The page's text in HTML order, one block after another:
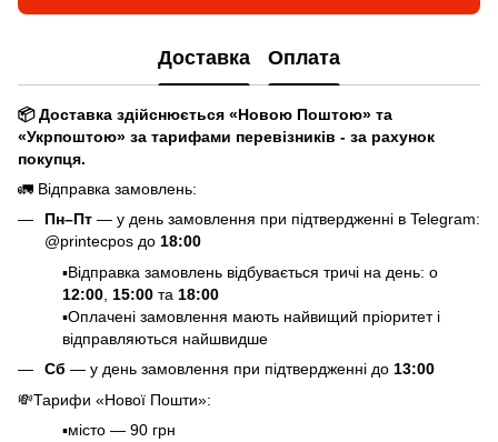
Доставка Оплата
📦 Доставка здійснюється «Новою Поштою» та
«Укрпоштою» за тарифами перевізників - за рахунок
покупця.
🚛 Відправка замовлень:
Пн–Пт — у день замовлення при підтвердженні в Telegram:
@printecpos до 18:00
▪️Відправка замовлень відбувається тричі на день: о
12:00 15:00 та 18:00
▪️Оплачені замовлення мають найвищий пріоритет і
відправляються найшвидше
Сб — у день замовлення при підтвердженні до 13:00
💸Тарифи «Нової Пошти»:
▪️місто — 90 грн